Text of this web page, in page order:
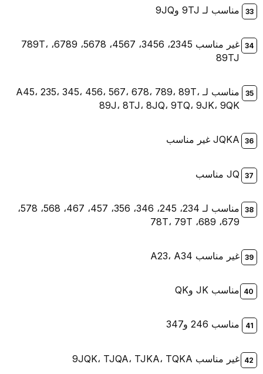
مناسب لـ 9TJ و9JQ
غير مناسب 2345، 3456، 4567، 5678، 6789، 789T،
89TJ
مناسب لـ A45، 235، 345، 456، 567، 678، 789، 89T،
89J، 8TJ، 8JQ، 9TQ، 9JK، 9QK
JQKA غير مناسب
JQ مناسب
مناسب لـ 234، 245، 346، 356، 457، 467، 568، 578،
679، 689، 78T، 79T
غير مناسب A23، A34
مناسب JK وQK
مناسب 246 و347
غير مناسب 9JQK، TJQA، TJKA، TQKA